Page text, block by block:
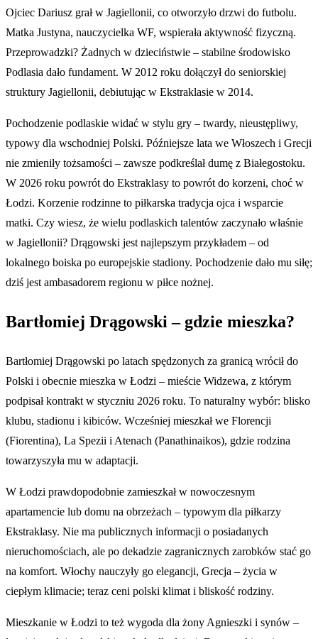
Ojciec Dariusz grał w Jagiellonii, co otworzyło drzwi do futbolu.
Matka Justyna, nauczycielka WF, wspierała aktywność fizyczną.
Przeprowadzki? Żadnych w dzieciństwie – stabilne środowisko
Podlasia dało fundament. W 2012 roku dołączył do seniorskiej
struktury Jagiellonii, debiutując w Ekstraklasie w 2014.
Pochodzenie podlaskie widać w stylu gry – twardy, nieustępliwy,
typowy dla wschodniej Polski. Późniejsze lata we Włoszech i Grecji
nie zmieniły tożsamości – zawsze podkreślał dumę z Białegostoku.
W 2026 roku powrót do Ekstraklasy to powrót do korzeni, choć w
Łodzi. Korzenie rodzinne to piłkarska tradycja ojca i wsparcie
matki. Czy wiesz, że wielu podlaskich talentów zaczynało właśnie
w Jagiellonii? Drągowski jest najlepszym przykładem – od
lokalnego boiska po europejskie stadiony. Pochodzenie dało mu siłę;
dziś jest ambasadorem regionu w piłce nożnej.
Bartłomiej Drągowski – gdzie mieszka?
Bartłomiej Drągowski po latach spędzonych za granicą wrócił do
Polski i obecnie mieszka w Łodzi – mieście Widzewa, z którym
podpisał kontrakt w styczniu 2026 roku. To naturalny wybór: blisko
klubu, stadionu i kibiców. Wcześniej mieszkał we Florencji
(Fiorentina), La Spezii i Atenach (Panathinaikos), gdzie rodzina
towarzyszyła mu w adaptacji.
W Łodzi prawdopodobnie zamieszkał w nowoczesnym
apartamencie lub domu na obrzeżach – typowym dla piłkarzy
Ekstraklasy. Nie ma publicznych informacji o posiadanych
nieruchomościach, ale po dekadzie zagranicznych zarobków stać go
na komfort. Włochy nauczyły go elegancji, Grecja – życia w
ciepłym klimacie; teraz ceni polski klimat i bliskość rodziny.
Mieszkanie w Łodzi to też wygoda dla żony Agnieszki i synów –